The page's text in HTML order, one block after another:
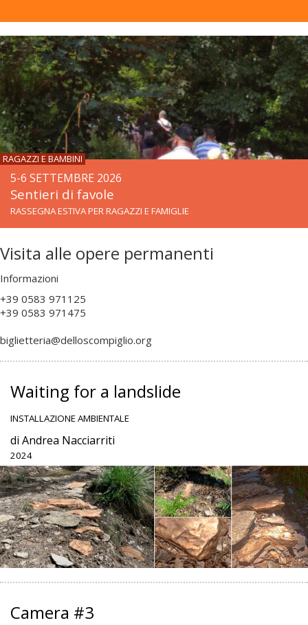
RAGAZZI E BAMBINI
5-6 SETTEMBRE 2026
Sentieri di favole
RASSEGNA ESTIVA PER RAGAZZI E FAMIGLIE
Visita alle opere permanenti
Informazioni
+39 0583 971125
+39 0583 971475
biglietteria@delloscompiglio.org
Waiting for a landslide
INSTALLAZIONE AMBIENTALE
di Andrea Nacciarriti
2024
Camera #3